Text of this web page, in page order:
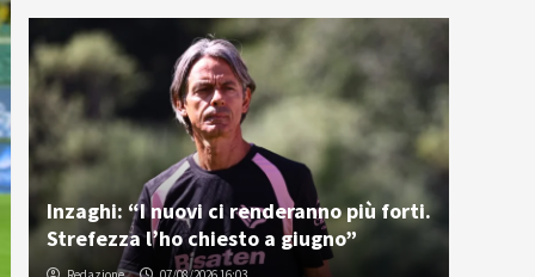
Inzaghi: “I nuovi ci renderanno più forti.
Strefezza l’ho chiesto a giugno”